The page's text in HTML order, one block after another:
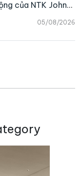
05/08/2026
của NTK John